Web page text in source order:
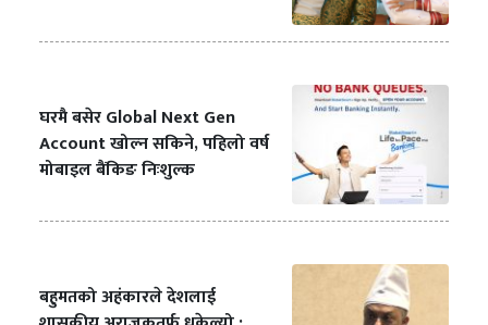
घरमै बसेर Global Next Gen
Account खोल्न सकिने, पहिलो वर्ष
मोबाइल बैंकिङ निःशुल्क
बहुमतको अहंकारले देशलाई